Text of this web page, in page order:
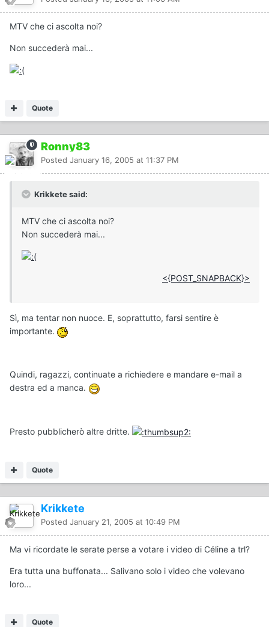
MTV che ci ascolta noi?
Non succederà mai...
Quote
Ronny83
Posted January 16, 2005 at 11:37 PM
Krikkete said:
MTV che ci ascolta noi?
Non succederà mai...
<{POST_SNAPBACK}>
Sì, ma tentar non nuoce. E, soprattutto, farsi sentire è
importante.
Quindi, ragazzi, continuate a richiedere e mandare e-mail a
destra ed a manca.
Presto pubblicherò altre dritte.
Quote
Krikkete
Posted January 21, 2005 at 10:49 PM
Ma vi ricordate le serate perse a votare i video di Céline a trl?
Era tutta una buffonata... Salivano solo i video che volevano
loro...
Quote